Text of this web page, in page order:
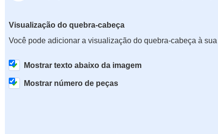
Visualização do quebra-cabeça
Você pode adicionar a visualização do quebra-cabeça à
Mostrar texto abaixo da imagem
Mostrar número de peças